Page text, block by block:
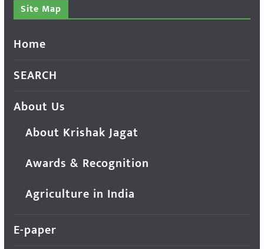
Site Map
Home
SEARCH
About Us
About Krishak Jagat
Awards & Recognition
Agriculture in India
E-paper